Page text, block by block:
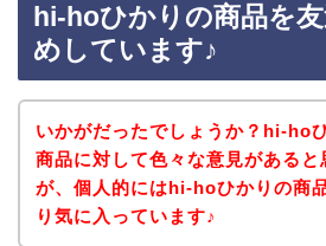
hi-hoひかりの商品を
めしています♪
いかがだったでしょうか？hi-ho
商品に対して色々な意見があると
が、個人的にはhi-hoひかりの商
り気に入っています♪